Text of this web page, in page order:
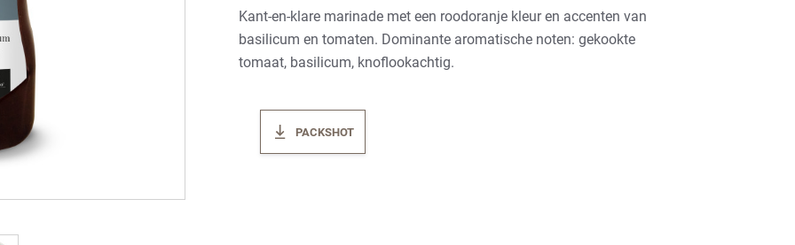
Kant-en-klare marinade met een roodoranje kleur en accenten van
basilicum en tomaten. Dominante aromatische noten: gekookte
tomaat, basilicum, knoflookachtig.
PACKSHOT